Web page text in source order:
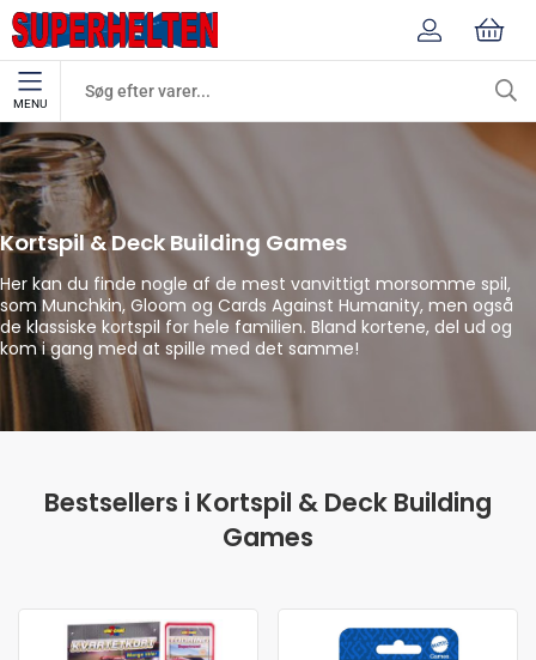
MENU
Spil & Brætspil
Kortspil & Deck Building Games
Her kan du finde nogle af de mest vanvittigt morsomme spil,
som Munchkin, Gloom og Cards Against Humanity, men også
de klassiske kortspil for hele familien. Bland kortene, del ud og
kom i gang med at spille med det samme!
Bestsellers i Kortspil & Deck Building
Games